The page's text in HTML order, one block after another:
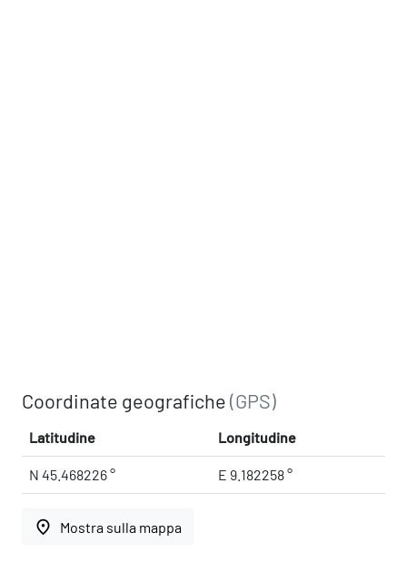
Coordinate geografiche(GPS)
Latitudine Longitudine
N 45.468226 ° E 9.182258 °
place Mostra sulla mappa